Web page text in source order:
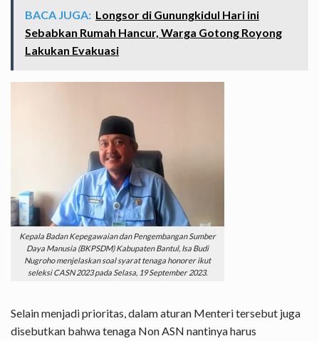
BACA JUGA: Longsor di Gunungkidul Hari ini
Sebabkan Rumah Hancur, Warga Gotong Royong
Lakukan Evakuasi
Kepala Badan Kepegawaian dan Pengembangan Sumber
Daya Manusia (BKPSDM) Kabupaten Bantul, Isa Budi
Nugroho menjelaskan soal syarat tenaga honorer ikut
seleksi CASN 2023 pada Selasa, 19 September 2023.
Selain menjadi prioritas, dalam aturan Menteri tersebut juga
disebutkan bahwa tenaga Non ASN nantinya harus